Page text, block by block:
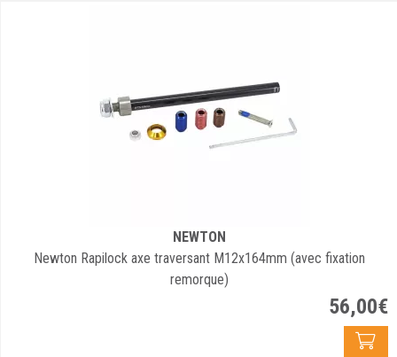
NEWTON
Newton Rapilock axe traversant M12x164mm (avec fixation
remorque)
56,00€